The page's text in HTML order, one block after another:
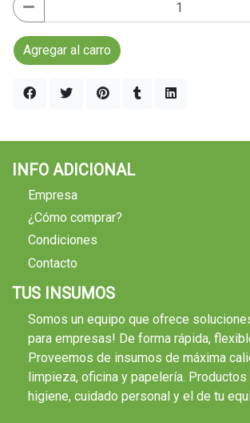
Agregar al carro
INFO ADICIONAL
Empresa
¿Cómo comprar?
Condiciones
Contacto
TUS INSUMOS
Somos un equipo que ofrece
para empresas! De forma rápida,
Proveemos de insumos de máxima
limpieza, oficina y papelería. Productos
higiene, cuidado personal y el de tu